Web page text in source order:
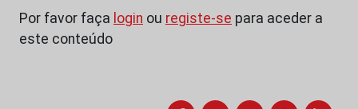
Por favor faça login ou registe-se para aceder a
este conteúdo